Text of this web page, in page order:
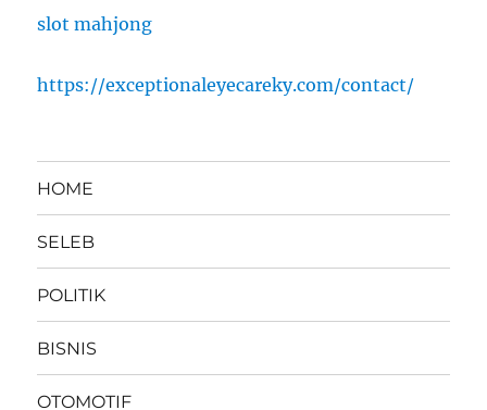
slot mahjong
https://exceptionaleyecareky.com/contact/
HOME
SELEB
POLITIK
BISNIS
OTOMOTIF